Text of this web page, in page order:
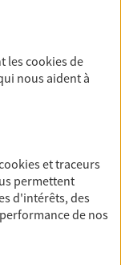
en herbe
à l'abri d'un
et vos
Vie
lescookiesde
nous aident à
et traceurs
permettent
d'intérêts, des
de nos